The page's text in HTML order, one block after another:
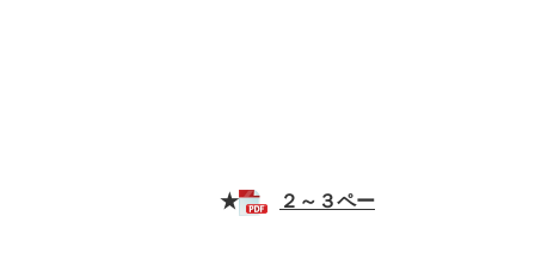
★
２～３ペー